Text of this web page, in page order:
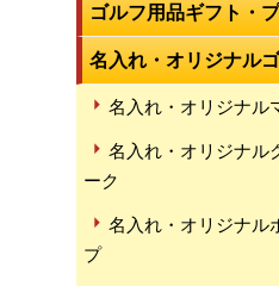
ゴルフ用品ギフト・
名入れ・オリジナル
名入れ・オリジナル
名入れ・オリジナル
ーク
名入れ・オリジナル
プ